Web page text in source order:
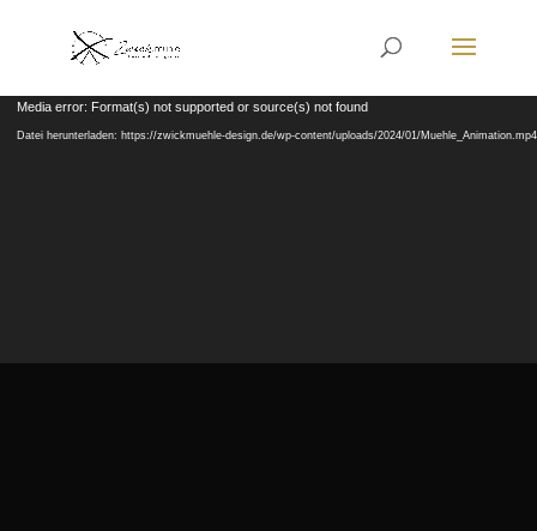
Video-
Player
Media error: Format(s) not supported or source(s) not found
Datei herunterladen: https://zwickmuehle-design.de/wp-content/uploads/2024/01/Muehle_Animation.mp4